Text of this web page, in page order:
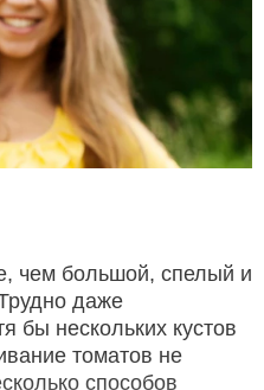
чем большой, спелый и
даже
бы нескольких кустов
томатов не
способов